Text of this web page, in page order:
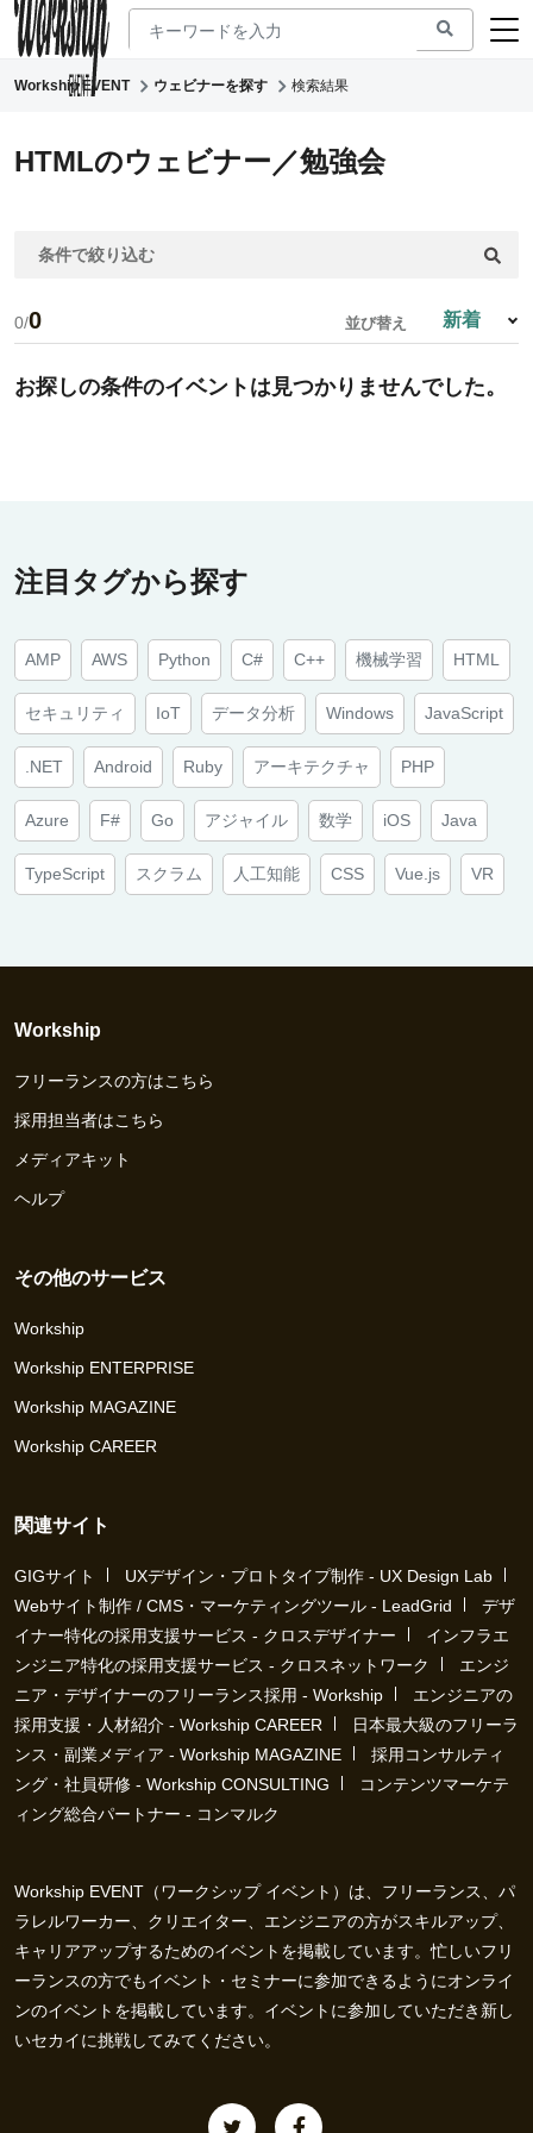
新着ウェビナー
求人検索
Workship EVENT ウェビナーを探す 検索結果
HTMLのウェビナー／勉強会
条件で絞り込む
0/0 並び替え
お探しの条件のイベントは見つかりませんでした。
注目タグから探す
AMP AWS Python C# C++ 機械学習 HTML
セキュリティ IoT データ分析 Windows JavaScript
.NET Android Ruby アーキテクチャ PHP
Azure F# Go アジャイル 数学 iOS Java
TypeScript スクラム 人工知能 CSS Vue.js VR
Workship
フリーランスの方はこちら
採用担当者はこちら
メディアキット
ヘルプ
その他のサービス
Workship
Workship ENTERPRISE
Workship MAGAZINE
Workship CAREER
関連サイト
GIGサイト
UXデザイン・プロトタイプ制作 - UX Design Lab
Webサイト制作 / CMS・マーケティングツール - LeadGrid
デザ
イナー特化の採用支援サービス - クロスデザイナー
インフラエ
ンジニア特化の採用支援サービス - クロスネットワーク
エンジ
ニア・デザイナーのフリーランス採用 - Workship
エンジニアの
採用支援・人材紹介 - Workship CAREER
日本最大級のフリーラ
ンス・副業メディア - Workship MAGAZINE
採用コンサルティ
ング・社員研修 - Workship CONSULTING
コンテンツマーケテ
ィング総合パートナー - コンマルク
Workship EVENT（ワークシップ イベント）は、フリーランス、パ
ラレルワーカー、クリエイター、エンジニアの方がスキルアップ、
キャリアアップするためのイベントを掲載しています。忙しいフリ
ーランスの方でもイベント・セミナーに参加できるようにオンライ
ンのイベントを掲載しています。イベントに参加していただき新し
いセカイに挑戦してみてください。